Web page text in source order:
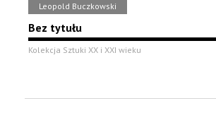
Leopold Buczkowski
Bez tytułu
Kolekcja Sztuki XX i XXI wieku